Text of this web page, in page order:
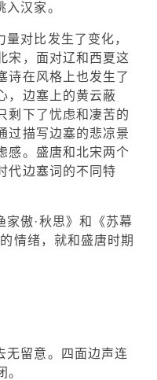
汉家。
对比发生了变化，
宋，面对辽和西夏这
诗在风格上也发生了
，边塞上的黄云蔽
剩下了忧虑和凄苦的
过描写边塞的悲凉景
感。盛唐和北宋两个
代边塞词的不同特
家傲·秋思》和《苏幕
情绪，就和盛唐时期
无留意。四面边声连
。